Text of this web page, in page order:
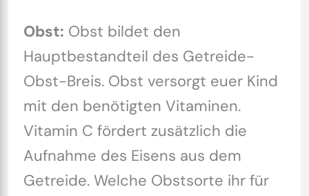
Obst: Obst bildet den
Hauptbestandteil des Getreide-
Obst-Breis. Obst versorgt euer Kind
mit den benötigten Vitaminen.
Vitamin C fördert zusätzlich die
Aufnahme des Eisens aus dem
Getreide. Welche Obstsorte ihr für